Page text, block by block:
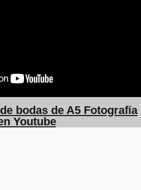
bodas de A5 Fotografía
Youtube